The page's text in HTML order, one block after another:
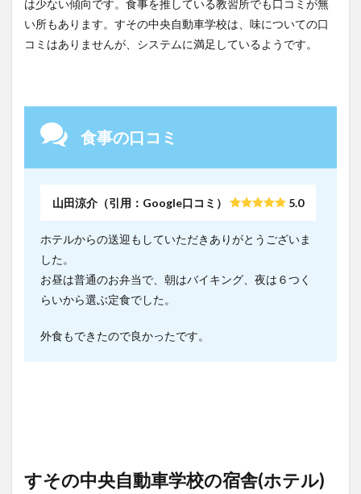
は少ない傾向です。食事を推している教習所でも口コミが無
い所もあります。すその中央自動車学校は、味についての口
コミはありませんが、システムに満足しているようです。
食事の口コミ
山田涼介（引用：Google口コミ） 5.0
ホテルからの送迎もしていただきありがとうございま
した。
お昼は普通のお弁当で、朝はバイキング、夜は６つく
らいから選ぶ定食でした。
外食もできたので良かったです。
すその中央自動車学校の宿舎(ホテル)